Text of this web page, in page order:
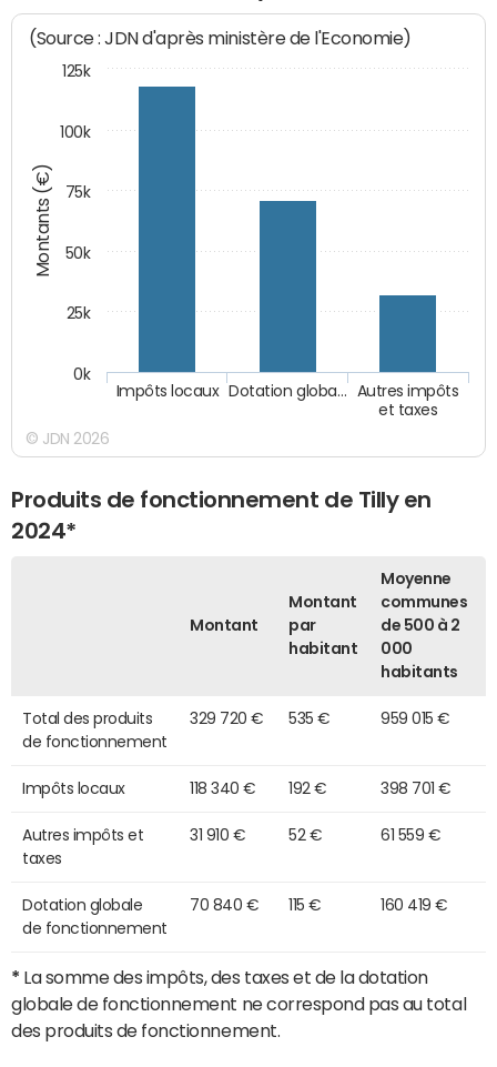
Montants (€)
(Source : JDN d'après ministère de l'Economie)
Autres impôts
et taxes
Dotation globa…
Impôts locaux
0k
25k
50k
75k
100k
125k
© JDN 2026
Produits de fonctionnement de Tilly en
2024*
Montant
Montant
par
habitant
Moyenne
communes
de 500 à 2
000
habitants
Total des produits
de fonctionnement
329 720 € 535 € 959 015 €
Impôts locaux 118 340 € 192 € 398 701 €
Autres impôts et
taxes
31 910 € 52 € 61 559 €
Dotation globale
de fonctionnement
70 840 € 115 € 160 419 €
* La somme des impôts, des taxes et de la dotation
globale de fonctionnement ne correspond pas au total
des produits de fonctionnement.